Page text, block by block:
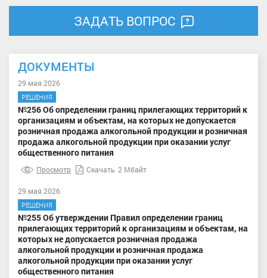
ЗАДАТЬ ВОПРОС
ДОКУМЕНТЫ
29 мая 2026
РЕШЕНИЯ
№256 Об определении границ прилегающих территорий к
организациям и объектам, на которых не допускается
розничная продажа алкогольной продукции и розничная
продажа алкогольной продукции при оказании услуг
общественного питания
Просмотр Скачать 2 Мбайт
29 мая 2026
РЕШЕНИЯ
№255 Об утверждении Правил определении границ
прилегающих территорий к организациям и объектам, на
которых не допускается розничная продажа
алкогольной продукции и розничная продажа
алкогольной продукции при оказании услуг
общественного питания